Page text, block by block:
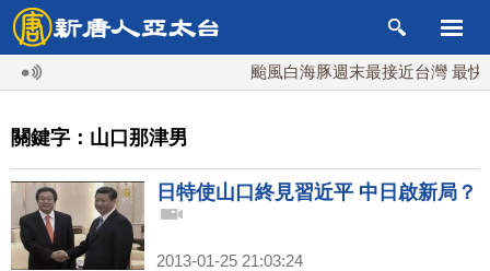
颱風白海豚週末最接近台灣 最快9
關鍵字：山口那津男
日特使山口終見習近平 中日啟新局？
2013-01-25 21:03:24